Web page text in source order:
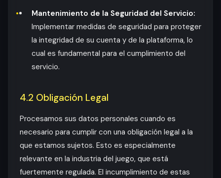
Mantenimiento de la Seguridad del Servicio:
Implementar medidas de seguridad para proteger
la integridad de su cuenta y de la plataforma, lo
cual es fundamental para el cumplimiento del
servicio.
4.2 Obligación Legal
Procesamos sus datos personales cuando es
necesario para cumplir con una obligación legal a la
que estamos sujetos. Esto es especialmente
relevante en la industria del juego, que está
fuertemente regulada. El incumplimiento de estas